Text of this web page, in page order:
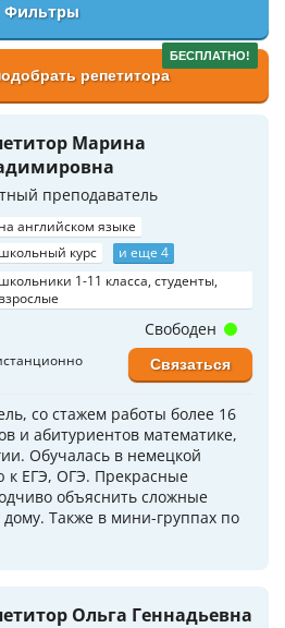
Фильтры
БЕСПЛАТНО!
репетитора
Марина
преподаватель
на английском языке
школьный курс
и еще 4
школьники 1-11 класса, студенты,
взрослые
со стажем работы более 16
и абитуриентов математике,
Обучалась в немецкой
к ЕГЭ, ОГЭ. Прекрасные
объяснить сложные
Также в мини-группах по
Свободен
Связаться
Ольга Геннадьевна